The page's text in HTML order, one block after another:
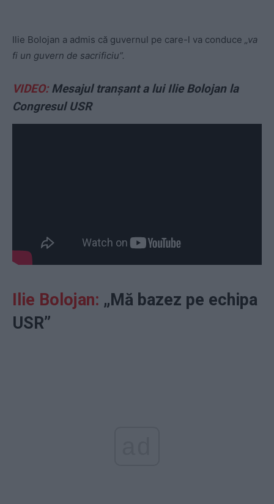
Ilie Bolojan a admis că guvernul pe care-l va conduce „va
fi un guvern de sacrificiu”.
VIDEO:Mesajul tranșant a lui Ilie Bolojan la
Congresul USR
Ilie Bolojan: „Mă bazez pe echipa
USR”